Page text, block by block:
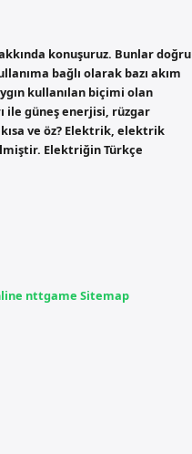
konuşuruz. Bunlar doğru
bağlı olarak bazı akım
kullanılan biçimi olan
güneş enerjisi, rüzgar
ve öz? Elektrik, elektrik
Elektriğin Türkçe
nttgame Sitemap